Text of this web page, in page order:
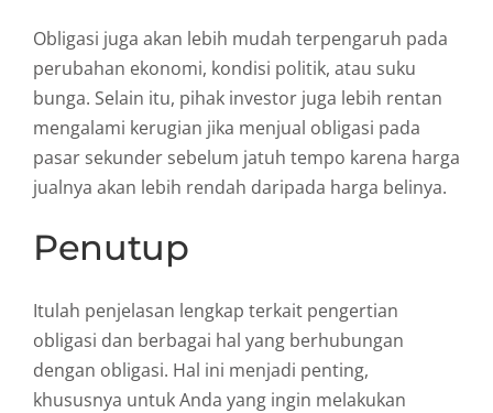
Obligasi juga akan lebih mudah terpengaruh pada
perubahan ekonomi, kondisi politik, atau suku
bunga. Selain itu, pihak investor juga lebih rentan
mengalami kerugian jika menjual obligasi pada
pasar sekunder sebelum jatuh tempo karena harga
jualnya akan lebih rendah daripada harga belinya.
Penutup
Itulah penjelasan lengkap terkait pengertian
obligasi dan berbagai hal yang berhubungan
dengan obligasi. Hal ini menjadi penting,
khususnya untuk Anda yang ingin melakukan